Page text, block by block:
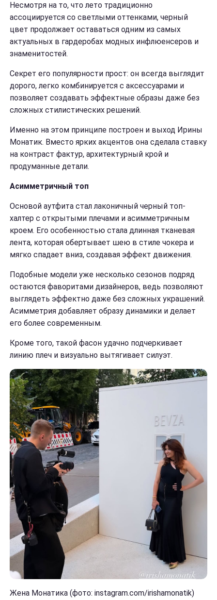
Несмотря на то, что лето традиционно
ассоциируется со светлыми оттенками, черный
цвет продолжает оставаться одним из самых
актуальных в гардеробах модных инфлюенсеров и
знаменитостей.
Секрет его популярности прост: он всегда выглядит
дорого, легко комбинируется с аксессуарами и
позволяет создавать эффектные образы даже без
сложных стилистических решений.
Именно на этом принципе построен и выход Ирины
Монатик. Вместо ярких акцентов она сделала ставку
на контраст фактур, архитектурный крой и
продуманные детали.
Асимметричный топ
Основой аутфита стал лаконичный черный топ-
халтер с открытыми плечами и асимметричным
кроем. Его особенностью стала длинная тканевая
лента, которая обертывает шею в стиле чокера и
мягко спадает вниз, создавая эффект движения.
Подобные модели уже несколько сезонов подряд
остаются фаворитами дизайнеров, ведь позволяют
выглядеть эффектно даже без сложных украшений.
Асимметрия добавляет образу динамики и делает
его более современным.
Кроме того, такой фасон удачно подчеркивает
линию плеч и визуально вытягивает силуэт.
Жена Монатика (фото: instagram.com/irishamonatik)